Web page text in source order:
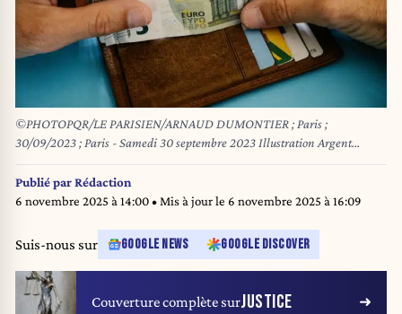
©PHOTOPQR/LE PARISIEN/ARNAUD DUMONTIER ; Paris ;
30/09/2023 ; Paris - Samedi 30 septembre 2023 Illustration Argent
Liquide - Billets © Arnaud Dumontier pour Le Parisien STOCK
PICTURES - MONEY / PURCHASING POWER *** Local Caption ***
Illustration Argent Liquide
Publié parRédaction
6 novembre 2025 à 14:00• Mis à jour le 6 novembre 2025 à 16:09
Suis-nous sur GOOGLE NEWS GOOGLE DISCOVER
Couverture complète surJUSTICE